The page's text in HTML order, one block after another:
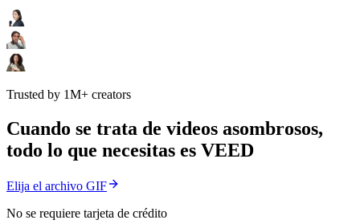
Trusted by 1M+ creators
Cuando se trata de videos asombrosos,
todo lo que necesitas es VEED
Elija el archivo GIF
No se requiere tarjeta de crédito